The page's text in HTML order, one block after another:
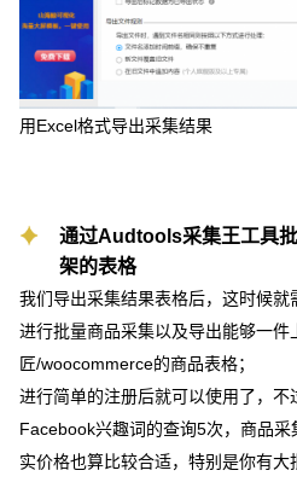
用Excel格式导出采集结果
通过Audtools采集王工具
架的表格
我们导出采集结果表格后，这时候
进行批量商品采集以及导出能够一件
匠/woocommerce的商品表格；
进行简单的注册后就可以使用了，
Facebook兴趣词的查询5次，商品
实价格也算比较合适，特别是你有